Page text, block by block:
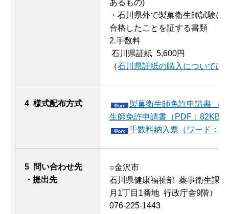
あるもの)
・石川県外で製菓衛生師試験
合格したことを証する書類
2.手数料
石川県証紙 5,600円
（石川県証紙の購入については
4 様式配布方式
製菓衛生師免許申請書 （
生師免許申請書（PDF：82KB）
手数料納入票（ワード：
5 問い合わせ先
・提出先
○金沢市
石川県健康福祉部 薬事衛生課
月1丁目1番地 行政庁舎9階）
076-225-1443